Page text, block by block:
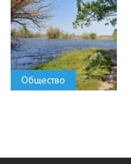
Общество